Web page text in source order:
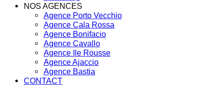
NOS AGENCES
Agence Porto Vecchio
Agence Cala Rossa
Agence Bonifacio
Agence Cavallo
Agence Ile Rousse
Agence Ajaccio
Agence Bastia
CONTACT